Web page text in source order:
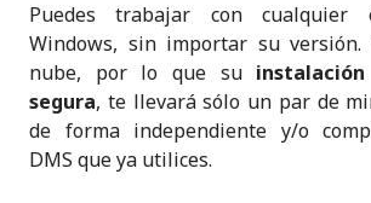
Puedes trabajar con cualquier
Windows, sin importar su
nube, por lo que su instalación
segura, te llevará sólo un par de
de forma independiente y/o
DMS que ya utilices.